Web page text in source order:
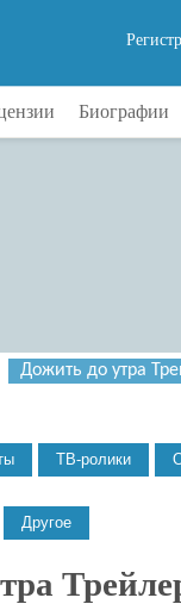
Биографии
Дожить до утра